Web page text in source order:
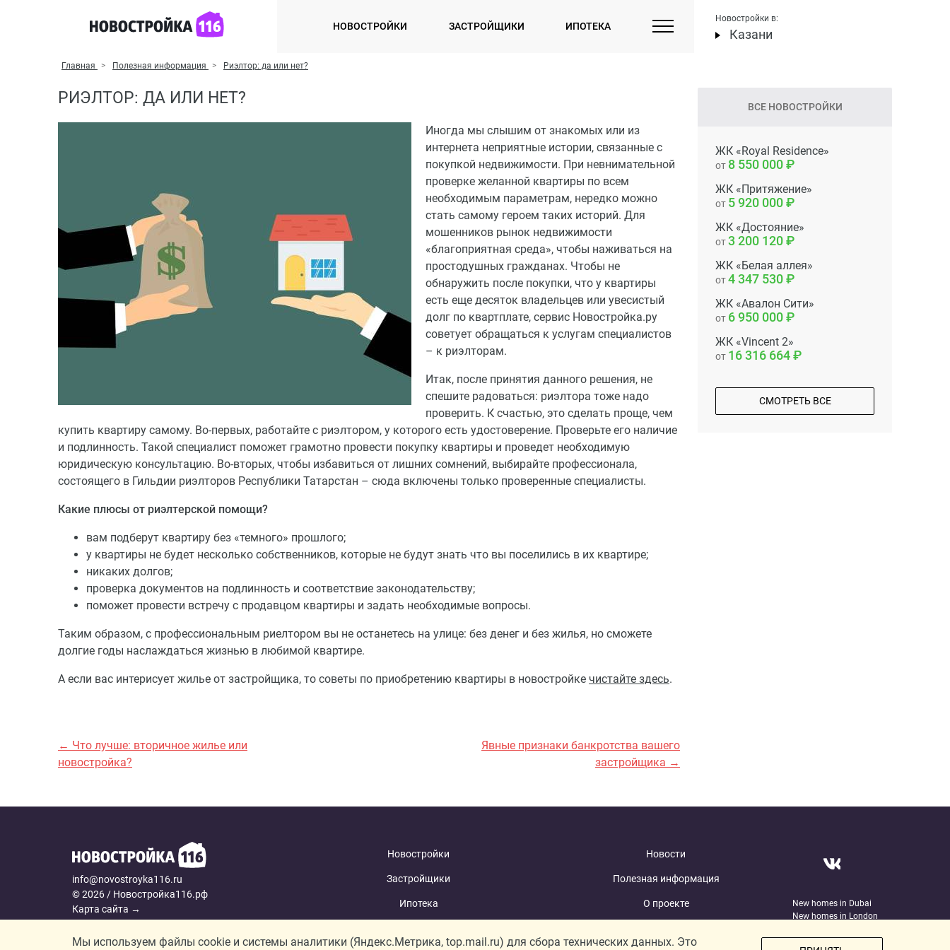
НОВОСТРОЙКИ ЗАСТРОЙЩИКИ ИПОТЕКА
Новостройки в:
Казани
Главная Полезная информация Риэлтор: да или нет?
РИЭЛТОР: ДА ИЛИ НЕТ?
Иногда мы слышим от знакомых или из
интернета неприятные истории, связанные с
покупкой недвижимости. При невнимательной
проверке желанной квартиры по всем
необходимым параметрам, нередко можно
стать самому героем таких историй. Для
мошенников рынок недвижимости
«благоприятная среда», чтобы наживаться на
простодушных гражданах. Чтобы не
обнаружить после покупки, что у квартиры
есть еще десяток владельцев или увесистый
долг по квартплате, сервис Новостройка.ру
советует обращаться к услугам специалистов
– к риэлторам.
Итак, после принятия данного решения, не
спешите радоваться: риэлтора тоже надо
проверить. К счастью, это сделать проще, чем
купить квартиру самому. Во-первых, работайте с риэлтором, у которого есть удостоверение. Проверьте его наличие
и подлинность. Такой специалист поможет грамотно провести покупку квартиры и проведет необходимую
юридическую консультацию. Во-вторых, чтобы избавиться от лишних сомнений, выбирайте профессионала,
состоящего в Гильдии риэлторов Республики Татарстан – сюда включены только проверенные специалисты.
Какие плюсы от риэлтерской помощи?
вам подберут квартиру без «темного» прошлого;
у квартиры не будет несколько собственников, которые не будут знать что вы поселились в их квартире;
никаких долгов;
проверка документов на подлинность и соответствие законодательству;
поможет провести встречу с продавцом квартиры и задать необходимые вопросы.
Таким образом, с профессиональным риелтором вы не останетесь на улице: без денег и без жилья, но сможете
долгие годы наслаждаться жизнью в любимой квартире.
А если вас интерисует жилье от застройщика, то советы по приобретению квартиры в новостройке чистайте здесь.
← Что лучше: вторичное жилье или
новостройка?
Явные признаки банкротства вашего
застройщика →
ВСЕ НОВОСТРОЙКИ
ЖК «Royal Residence»
от 8 550 000
ЖК «Притяжение»
от 5 920 000
ЖК «Достояние»
от3 200 120
ЖК «Белая аллея»
от4 347 530
ЖК «Авалон Сити»
от 6 950 000
ЖК «Vincent 2»
от 16 316 664
СМОТРЕТЬ ВСЕ
info@novostroyka116.ru
© 2026 / Новостройка116.рф
Карта сайта →
Согласие на обработку персональных данных
Новостройки
Застройщики
Ипотека
Новости
Полезная информация
О проекте
New homes in Dubai
New homes in London
Мы используем файлы cookie и системы аналитики (Яндекс.Метрика, top.mail.ru) для сбора технических данных. Это